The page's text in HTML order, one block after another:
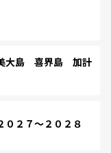
大島 喜界島 加計
２７～２０２８